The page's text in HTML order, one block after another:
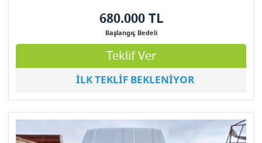
680.000 TL
Başlangıç Bedeli
Teklif Ver
İLK TEKLİF BEKLENİYOR